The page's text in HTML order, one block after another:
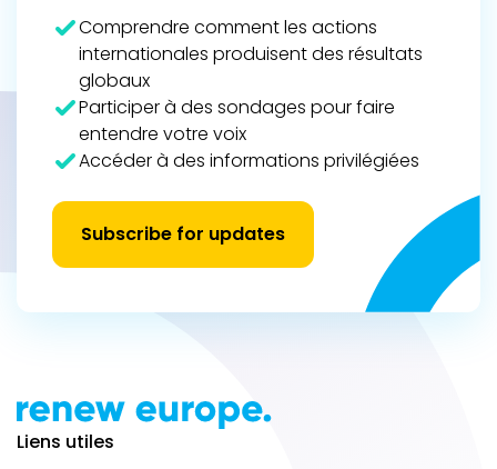
Comprendre comment les actions
internationales produisent des résultats
globaux
Participer à des sondages pour faire
entendre votre voix
Accéder à des informations privilégiées
Subscribe for updates
Liens utiles